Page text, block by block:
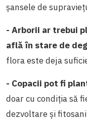
șansele de
- Arborii ar trebui
află în stare de
flora este deja
- Copacii pot fi
doar cu condiția să
dezvoltare și